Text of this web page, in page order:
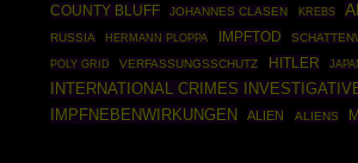
COUNTY BLUFF JOHANNES CLASEN KREBS
RUSSIA HERMANN PLOPPA IMPFTOD
POLY GRID
VERFASSUNGSSCHUTZ HITLER
INTERNATIONAL CRIMES
IMPFNEBENWIRKUNGEN ALIEN ALIENS